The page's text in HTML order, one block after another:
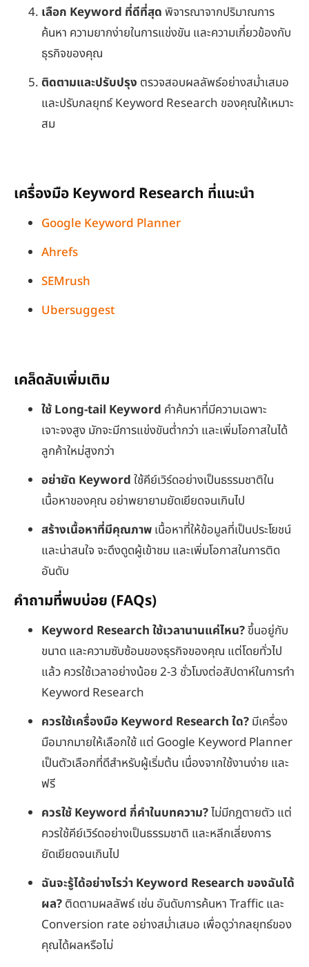
เลือก Keyword ที่ดีที่สุดพิจารณาจากปริมาณการ
ค้นหา ความยากง่ายในการแข่งขัน และความเกี่ยวข้องกับ
ธุรกิจของคุณ
ติดตามและปรับปรุง ตรวจสอบผลลัพธ์อย่างสม่ำเสมอ
และปรับกลยุทธ์ Keyword Research ของคุณให้เหมาะ
สม
เครื่องมือ Keyword Research ที่แนะนำ
Google Keyword Planner
Ahrefs
SEMrush
Ubersuggest
เคล็ดลับเพิ่มเติม
ใช้Long-tail Keyword คำค้นหาที่มีความเฉพาะ
เจาะจงสูง มักจะมีการแข่งขันต่ำกว่า และเพิ่มโอกาสในได้
ลูกค้าใหม่สูงกว่า
อย่ายัด Keywordใช้คีย์เวิร์ดอย่างเป็นธรรมชาติใน
เนื้อหาของคุณ อย่าพยายามยัดเยียดจนเกินไป
สร้างเนื้อหาที่มีคุณภาพเนื้อหาที่ให้ข้อมูลที่เป็นประโยชน์
และน่าสนใจ จะดึงดูดผู้เข้าชม และเพิ่มโอกาสในการติด
อันดับ
คำถามที่พบบ่อย (FAQs)
Keyword Research ใช้เวลานานแค่ไหน?ขึ้นอยู่กับ
ขนาด และความซับซ้อนของธุรกิจของคุณ แต่โดยทั่วไป
แล้ว ควรใช้เวลาอย่างน้อย 2-3 ชั่วโมงต่อสัปดาห์ในการทำ
Keyword Research
ควรใช้เครื่องมือKeyword Research ใด?มีเครื่อง
มือมากมายให้เลือกใช้ แต่ Google Keyword Planner
เป็นตัวเลือกที่ดีสำหรับผู้เริ่มต้น เนื่องจากใช้งานง่าย และ
ฟรี
ควรใช้Keyword กี่คำในบทความ?ไม่มีกฎตายตัว แต่
ควรใช้คีย์เวิร์ดอย่างเป็นธรรมชาติ และหลีกเลี่ยงการ
ยัดเยียดจนเกินไป
ฉันจะรู้ได้อย่างไรว่าKeyword Research ของฉันได้
ผล?ติดตามผลลัพธ์ เช่น อันดับการค้นหา Traffic และ
Conversion rate อย่างสม่ำเสมอ เพื่อดูว่ากลยุทธ์ของ
คุณได้ผลหรือไม่